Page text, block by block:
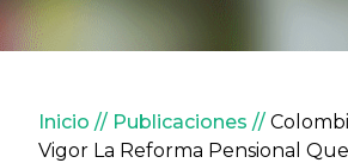
Sobrescribir
Inicio Publicaciones
Vigor La Reforma Pensional